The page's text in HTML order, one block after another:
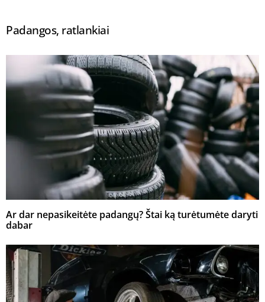
Padangos, ratlankiai
Ar dar nepasikeitėte padangų? Štai ką turėtumėte daryti
dabar